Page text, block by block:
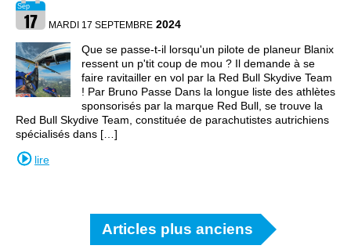
MARDI 17 SEPTEMBRE 2024
Que se passe-t-il lorsqu'un pilote de planeur Blanix
ressent un p'tit coup de mou ? Il demande à se
faire ravitailler en vol par la Red Bull Skydive Team
! Par Bruno Passe Dans la longue liste des athlètes
sponsorisés par la marque Red Bull, se trouve la
Red Bull Skydive Team, constituée de parachutistes autrichiens
spécialisés dans […]
lire
Articles plus anciens